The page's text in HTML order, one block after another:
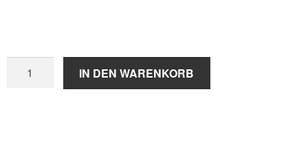
Choke
IN DEN WARENKORB